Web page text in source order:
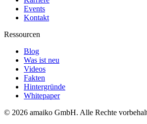
Events
Kontakt
Ressourcen
Blog
Was ist neu
Videos
Fakten
Hintergründe
Whitepaper
© 2026 amaiko GmbH. Alle Rechte